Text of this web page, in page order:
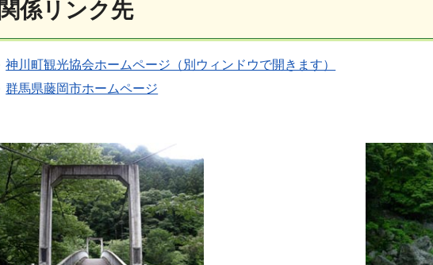
関係リンク先
神川町観光協会ホームページ（別ウィンドウで開きます）
群馬県藤岡市ホームページ